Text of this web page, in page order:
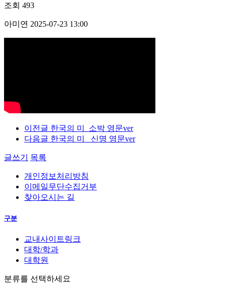
조회 493
아미연 2025-07-23 13:00
이전글 한국의 미_소박 영문ver
다음글 한국의 미 _신명 영문ver
글쓰기 목록
개인정보처리방침
이메일무단수집거부
찾아오시는 길
구분
교내사이트링크
대학/학과
대학원
분류를 선택하세요